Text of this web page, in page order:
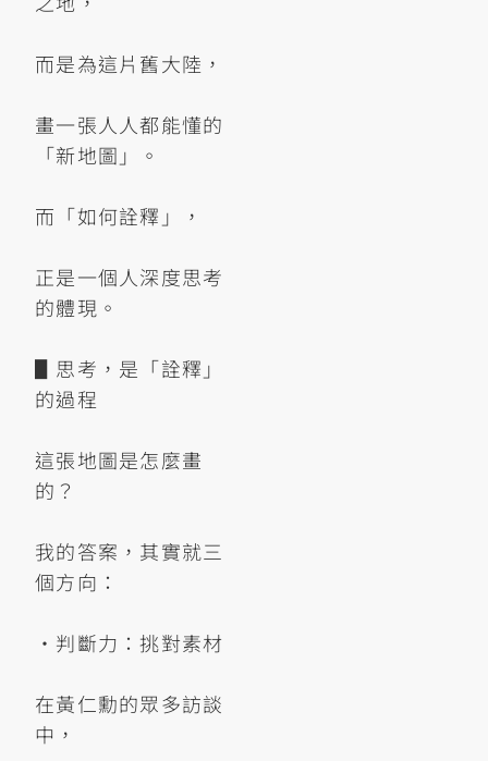
而是為這片舊大陸，
畫一張人人都能懂的
「新地圖」。
而「如何詮釋」，
正是一個人深度思考
的體現。
▋思考，是「詮釋」
的過程
這張地圖是怎麼畫
的？
我的答案，其實就三
個方向：
•判斷力：挑對素材
在黃仁勳的眾多訪談
中，